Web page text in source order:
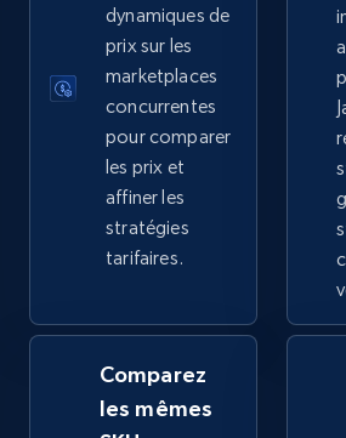
5.6K+ 875+
TikTok Shop
URL, Title, Available, Description,
price, Final price, Discount
dynamiques de
prix sur les
marketplaces
concurrentes
pour comparer
les prix et
affiner les
stratégies
tarifaires.
Comparez
les mêmes